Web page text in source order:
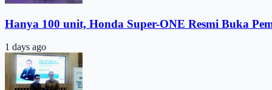
Hanya 100 unit, Honda Super-ONE Resmi Buka
1 days ago